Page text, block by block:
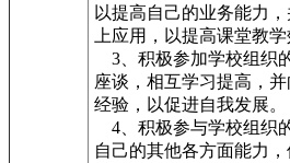
以提高自己的业务能力
上应用，以提高课堂教学
3、积极参加学校组织
座谈，相互学习提高，
经验，以促进自我发展。
4、积极参与学校组织
自己的其他各方面能力